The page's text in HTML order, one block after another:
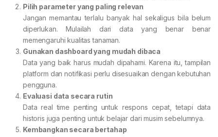
Pilih parameter yang paling relevan
Jangan memantau terlalu banyak hal sekaligus bila belum
diperlukan. Mulailah dari data yang benar benar
memengaruhi kualitas tanaman.
Gunakan dashboard yang mudah dibaca
Data yang baik harus mudah dipahami. Karena itu, tampilan
platform dan notifikasi perlu disesuaikan dengan kebutuhan
pengguna.
Evaluasi data secara rutin
Data real time penting untuk respons cepat, tetapi data
historis juga penting untuk belajar dari musim sebelumnya.
Kembangkan secara bertahap